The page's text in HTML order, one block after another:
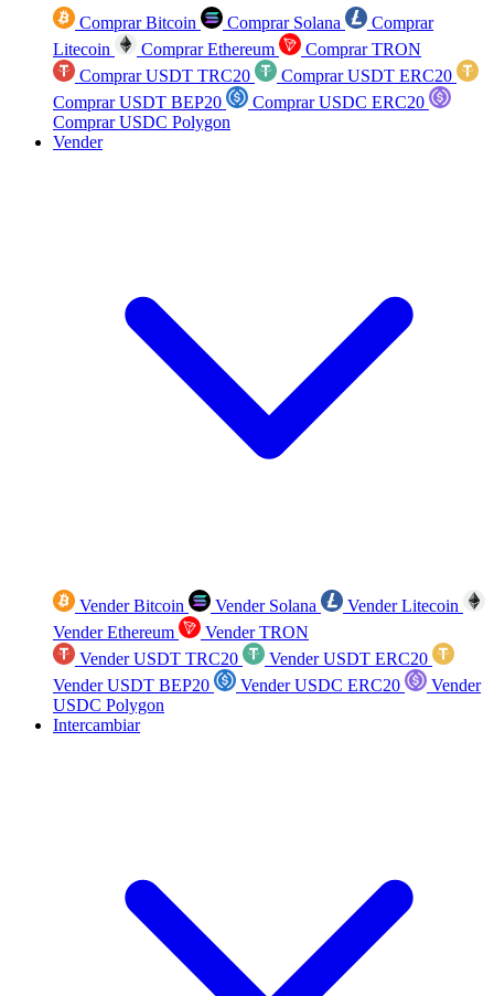
Comprar Bitcoin Comprar Solana
Comprar
Litecoin
Comprar Ethereum
Comprar TRON
Comprar USDT TRC20
Comprar USDT ERC20
Comprar USDT BEP20
Comprar USDC ERC20
Comprar USDC Polygon
Vender
Vender Bitcoin Vender Solana
Vender Litecoin
Vender Ethereum
Vender TRON
Vender USDT TRC20
Vender USDT ERC20
Vender USDT BEP20
Vender USDC ERC20
Vender
USDC Polygon
Intercambiar